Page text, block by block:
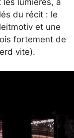
du récit : le
et une
fortement de
vite).